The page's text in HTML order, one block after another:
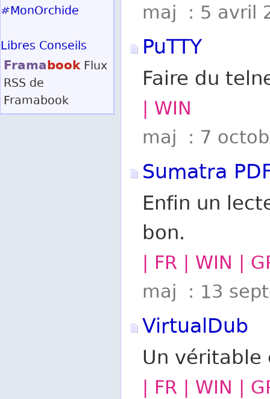
maj : 5 avril
PuTTY
Faire du
| WIN
maj : 7
Sumatra
Enfin un
bon.
| FR | WIN |
maj : 13
VirtualDub
Un
| FR | WIN |
#MonOrchide
Libres Conseils
Framabook Flux
RSS de
Framabook